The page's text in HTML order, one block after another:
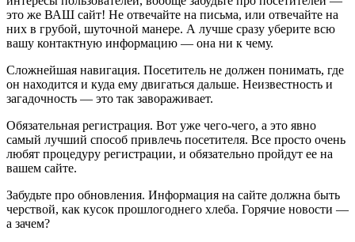
это же ВАШ сайт! Не отвечайте на письма, или отвечайте на
них в грубой, шуточной манере. А лучше сразу уберите всю
вашу контактную информацию — она ни к чему.
Сложнейшая навигация. Посетитель не должен понимать, где
он находится и куда ему двигаться дальше. Неизвестность и
загадочность — это так завораживает.
Обязательная регистрация. Вот уже чего-чего, а это явно
самый лучший способ привлечь посетителя. Все просто очень
любят процедуру регистрации, и обязательно пройдут ее на
вашем сайте.
Забудьте про обновления. Информация на сайте должна быть
черствой, как кусок прошлогоднего хлеба. Горячие новости —
а зачем?